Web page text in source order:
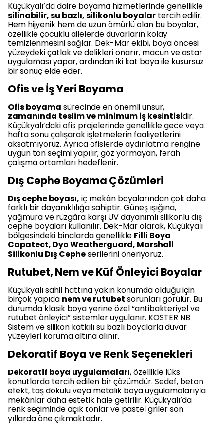
Küçükyalı’da daire boyama hizmetlerinde genellikle
silinabilir, su bazlı, silikonlu boyalar tercih edilir.
Hem hijyenik hem de uzun ömürlü olan bu boyalar,
özellikle çocuklu ailelerde duvarların kolay
temizlenmesini sağlar. Dek-Mar ekibi, boya öncesi
yüzeydeki çatlak ve delikleri onarır, macun ve astar
uygulaması yapar, ardından iki kat boya ile kusursuz
bir sonuç elde eder.
Ofis ve İş Yeri Boyama
Ofis boyama sürecinde en önemli unsur,
zamanında teslim ve minimum iş kesintisidir.
Küçükyalı’daki ofis projelerinde genellikle gece veya
hafta sonu çalışarak işletmelerin faaliyetlerini
aksatmıyoruz. Ayrıca ofislerde aydınlatma rengine
uygun ton seçimi yapılır; göz yormayan, ferah
çalışma ortamları hedeflenir.
Dış Cephe Boyama Çözümleri
Dış cephe boyası, iç mekân boyalarından çok daha
farklı bir dayanıklılığa sahiptir. Güneş ışığına,
yağmura ve rüzgâra karşı UV dayanımlı silikonlu dış
cephe boyaları kullanılır. Dek-Mar olarak, Küçükyalı
bölgesindeki binalarda genellikle Filli Boya
Capatect, Dyo Weatherguard, Marshall
Silikonlu Dış Cepheserilerini öneriyoruz.
Rutubet, Nem ve Küf Önleyici Boyalar
Küçükyalı sahil hattına yakın konumda olduğu için
birçok yapıda nem ve rutubet sorunları görülür. Bu
durumda klasik boya yerine özel “antibakteriyel ve
rutubet önleyici” sistemler uygulanır. KÖSTER NB
Sistem ve silikon katkılı su bazlı boyalarla duvar
yüzeyleri koruma altına alınır.
Dekoratif Boya ve Renk Seçenekleri
Dekoratif boya uygulamaları, özellikle lüks
konutlarda tercih edilen bir çözümdür. Sedef, beton
efekt, taş dokulu veya metalik boya uygulamalarıyla
mekânlar daha estetik hale getirilir. Küçükyalı’da
renk seçiminde açık tonlar ve pastel griler son
yıllarda öne çıkmaktadır.